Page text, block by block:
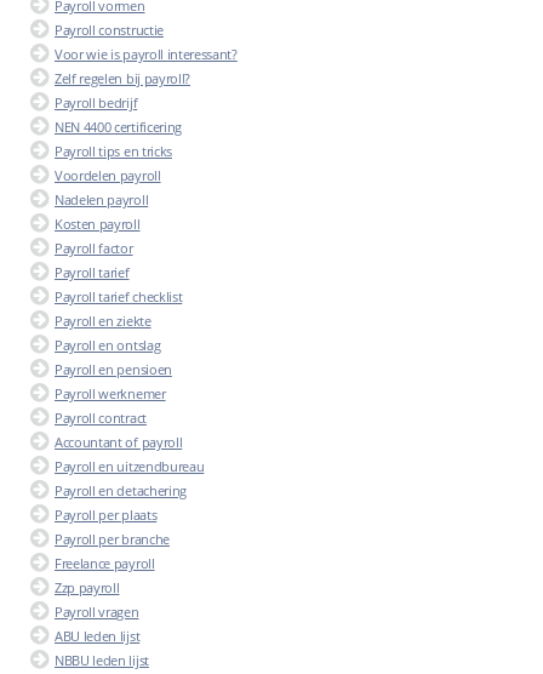
Payroll vormen
Payroll constructie
Voor wie is payroll interessant?
Zelf regelen bij payroll?
Payroll bedrijf
NEN 4400 certificering
Payroll tips en tricks
Voordelen payroll
Nadelen payroll
Kosten payroll
Payroll factor
Payroll tarief
Payroll tarief checklist
Payroll en ziekte
Payroll en ontslag
Payroll en pensioen
Payroll werknemer
Payroll contract
Accountant of payroll
Payroll en uitzendbureau
Payroll en detachering
Payroll per plaats
Payroll per branche
Freelance payroll
Zzp payroll
Payroll vragen
ABU leden lijst
NBBU leden lijst